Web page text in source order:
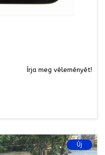
Írja meg véleményét!
Új